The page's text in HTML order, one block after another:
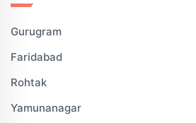
Gurugram
Faridabad
Rohtak
Yamunanagar